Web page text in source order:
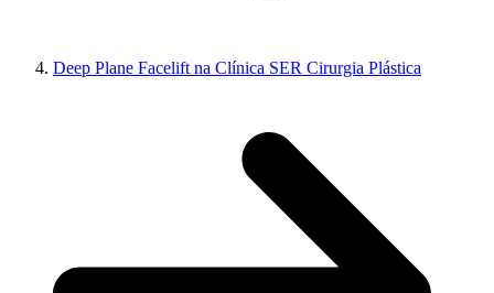
Deep Plane Facelift na Clínica SER Cirurgia Plástica